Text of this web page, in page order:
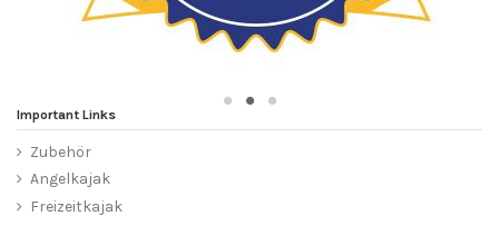
Important Links
Zubehör
Angelkajak
Freizeitkajak